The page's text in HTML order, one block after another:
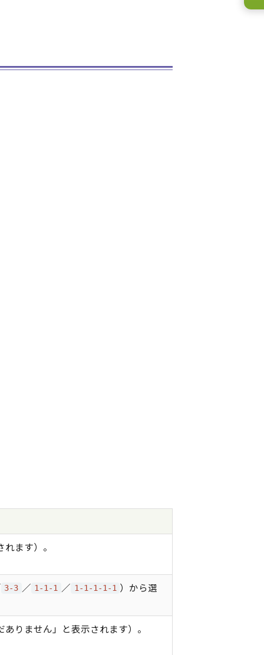
ます）。
3-3 ／ 1-1-1 ／ 1-1-1-1-1 ）から選
りません」と表示されます）。